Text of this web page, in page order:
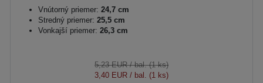
Vnútorný priemer: 24,7 cm
Stredný priemer: 25,5 cm
Vonkajší priemer: 26,3 cm
5,23 EUR/ bal. (1 ks)
3,40 EUR / bal. (1 ks)